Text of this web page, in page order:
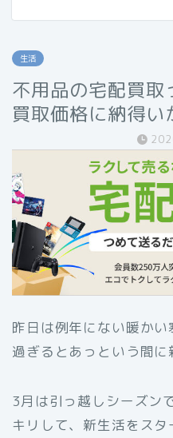
生活
不用品の宅配買取
買取価格に納得い
昨日は例年にない暖か
過ぎるとあっという間に
3月は引っ越しシーズン
キリして、新生活をス